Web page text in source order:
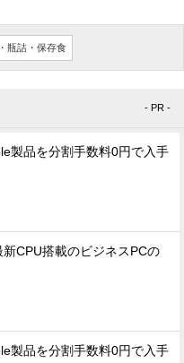
瓶詰・保存食
- PR -
製品を分割手数料0円で入手
CPU搭載のビジネスPCの
製品を分割手数料0円で入手